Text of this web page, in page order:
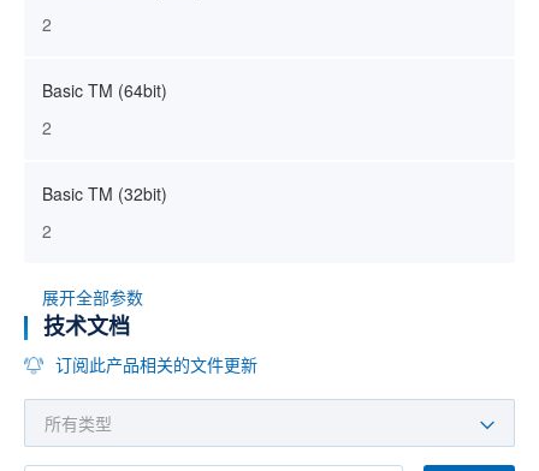
2
Basic TM (64bit)
2
Basic TM (32bit)
2
展开全部参数
技术文档
订阅此产品相关的文件更新